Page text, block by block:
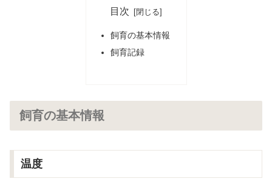
目次
飼育の基本情報
飼育記録
飼育の基本情報
温度